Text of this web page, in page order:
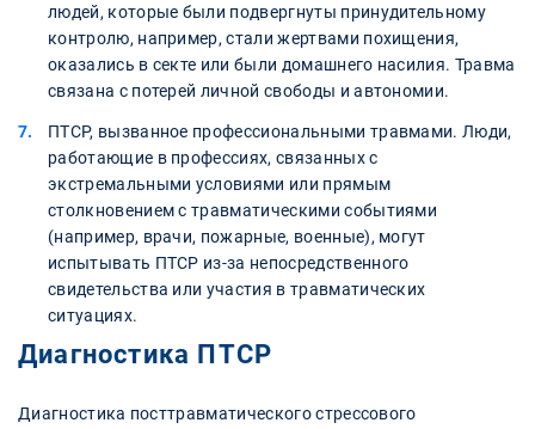
людей, которые были подвергнуты принудительному
контролю, например, стали жертвами похищения,
оказались в секте или были домашнего насилия. Травма
связана с потерей личной свободы и автономии.
ПТСР, вызванное профессиональными травмами. Люди,
работающие в профессиях, связанных с
экстремальными условиями или прямым
столкновением с травматическими событиями
(например, врачи, пожарные, военные), могут
испытывать ПТСР из-за непосредственного
свидетельства или участия в травматических
ситуациях.
Диагностика ПТСР
Диагностика посттравматического стрессового